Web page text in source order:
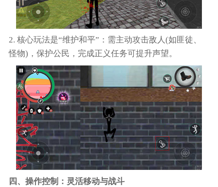
2. 核心玩法是“维护和平”：需主动攻击敌人(如匪徒、
怪物)，保护公民，完成正义任务可提升声望。
四、操作控制：灵活移动与战斗